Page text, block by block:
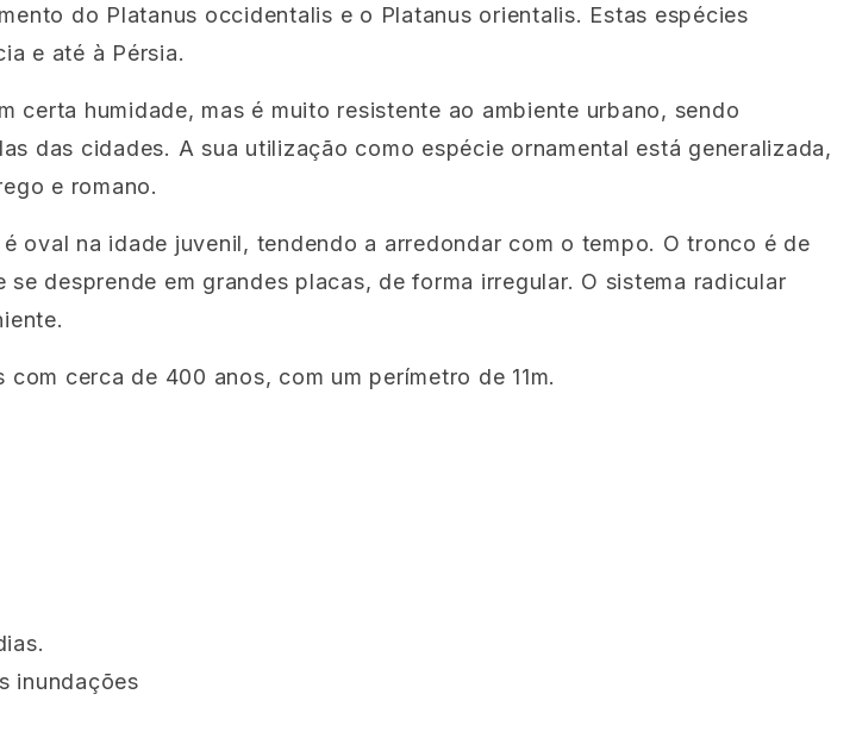
do Platanus occidentalis e o Platanus orientalis. Estas espécies
e até à Pérsia.
humidade, mas é muito resistente ao ambiente urbano, sendo
das cidades. A sua utilização como espécie ornamental está generalizada,
e romano.
oval na idade juvenil, tendendo a arredondar com o tempo. O tronco é de
desprende em grandes placas, de forma irregular. O sistema radicular
cerca de 400 anos, com um perímetro de 11m.
inundações